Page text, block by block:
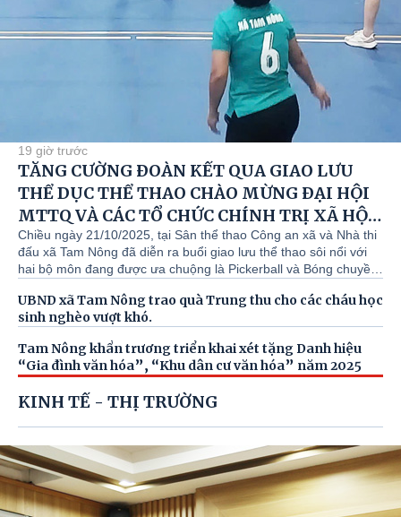
19 giờ trước
TĂNG CƯỜNG ĐOÀN KẾT QUA GIAO LƯU
THỂ DỤC THỂ THAO CHÀO MỪNG ĐẠI HỘI
MTTQ VÀ CÁC TỔ CHỨC CHÍNH TRỊ XÃ HỘI
TRÊN ĐỊA BÀN XÃ TAM NÔNG.
Chiều ngày 21/10/2025, tại Sân thể thao Công an xã và Nhà thi
đấu xã Tam Nông đã diễn ra buổi giao lưu thể thao sôi nổi với
hai bộ môn đang được ưa chuộng là Pickerball và Bóng chuyền
hội đại biểu Mặt trận Tổ quốc (MTTQ) và các tổ chức chính trị -
xã hội của xã Tam Nông.
UBND xã Tam Nông trao quà Trung thu cho các cháu học
sinh nghèo vượt khó.
Tam Nông khẩn trương triển khai xét tặng Danh hiệu
“Gia đình văn hóa”, “Khu dân cư văn hóa” năm 2025
KINH TẾ - THỊ TRƯỜNG